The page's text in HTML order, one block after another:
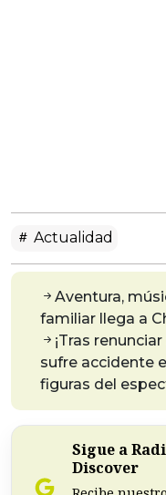
Actualidad
Aventura,
familiar llega a
¡Tras
sufre accidente
figuras del
Sigue a
Discover